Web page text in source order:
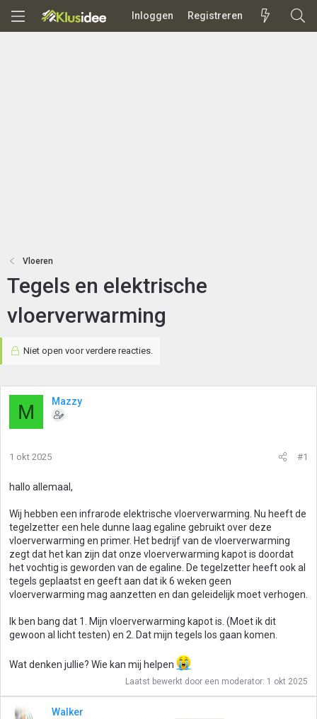
Inloggen Registreren
Vloeren
Tegels en elektrische
vloerverwarming
Niet open voor verdere reacties.
M Mazzy
1 okt 2025 #1
hallo allemaal,
Wij hebben een infrarode elektrische vloerverwarming. Nu heeft de
tegelzetter een hele dunne laag egaline gebruikt over deze
vloerverwarming en primer. Het bedrijf van de vloerverwarming
zegt dat het kan zijn dat onze vloerverwarming kapot is doordat
het vochtig is geworden van de egaline. De tegelzetter heeft ook al
tegels geplaatst en geeft aan dat ik 6 weken geen
vloerverwarming mag aanzetten en dan geleidelijk moet verhogen.
Ik ben bang dat 1. Mijn vloerverwarming kapot is. (Moet ik dit
gewoon al licht testen) en 2. Dat mijn tegels los gaan komen.
Wat denken jullie? Wie kan mij helpen
Laatst bewerkt door een moderator: 1 okt 2025
Walker